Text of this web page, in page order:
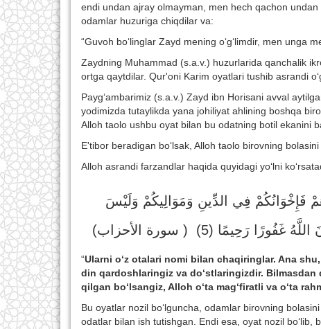
endi undan ajray olmayman, men hech qachon
odamlar huzuriga chiqdilar va:
“Guvoh bo‘linglar Zayd mening o‘g‘limdir, men unga
Zaydning Muhammad (s.a.v.) huzurlarida qanchalik
ortga qaytdilar. Qur'oni Karim oyatlari tushib asrandi
Payg‘ambarimiz (s.a.v.) Zayd ibn Horisani avval
yodimizda tutaylikda yana johiliyat ahlining boshqa
Alloh taolo ushbu oyat bilan bu odatning botil ekanini
E'tibor beradigan bo‘lsak, Alloh taolo birovning
Alloh asrandi farzandlar haqida quyidagi yo‘lni
فَإِخْوَانُكُمْ فِي الدِّينِ وَمَوَالِيكُمْ وَلَيْسَ
غَفُورًا رَحِيمًا (5)
( سورة الأحزاب)
“Ularni o‘z otalari nomi bilan chaqiringlar. Ana
din qardoshlaringiz va do‘stlaringizdir.
qilgan bo‘lsangiz, Alloh o‘ta mag‘firatli va o‘ta
Bu oyatlar nozil bo‘lguncha, odamlar birovning
odatlar bilan ish tutishgan. Endi esa, oyat nozil bo‘lib,